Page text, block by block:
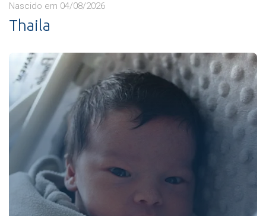
Nascido em 04/08/2026
Thaila